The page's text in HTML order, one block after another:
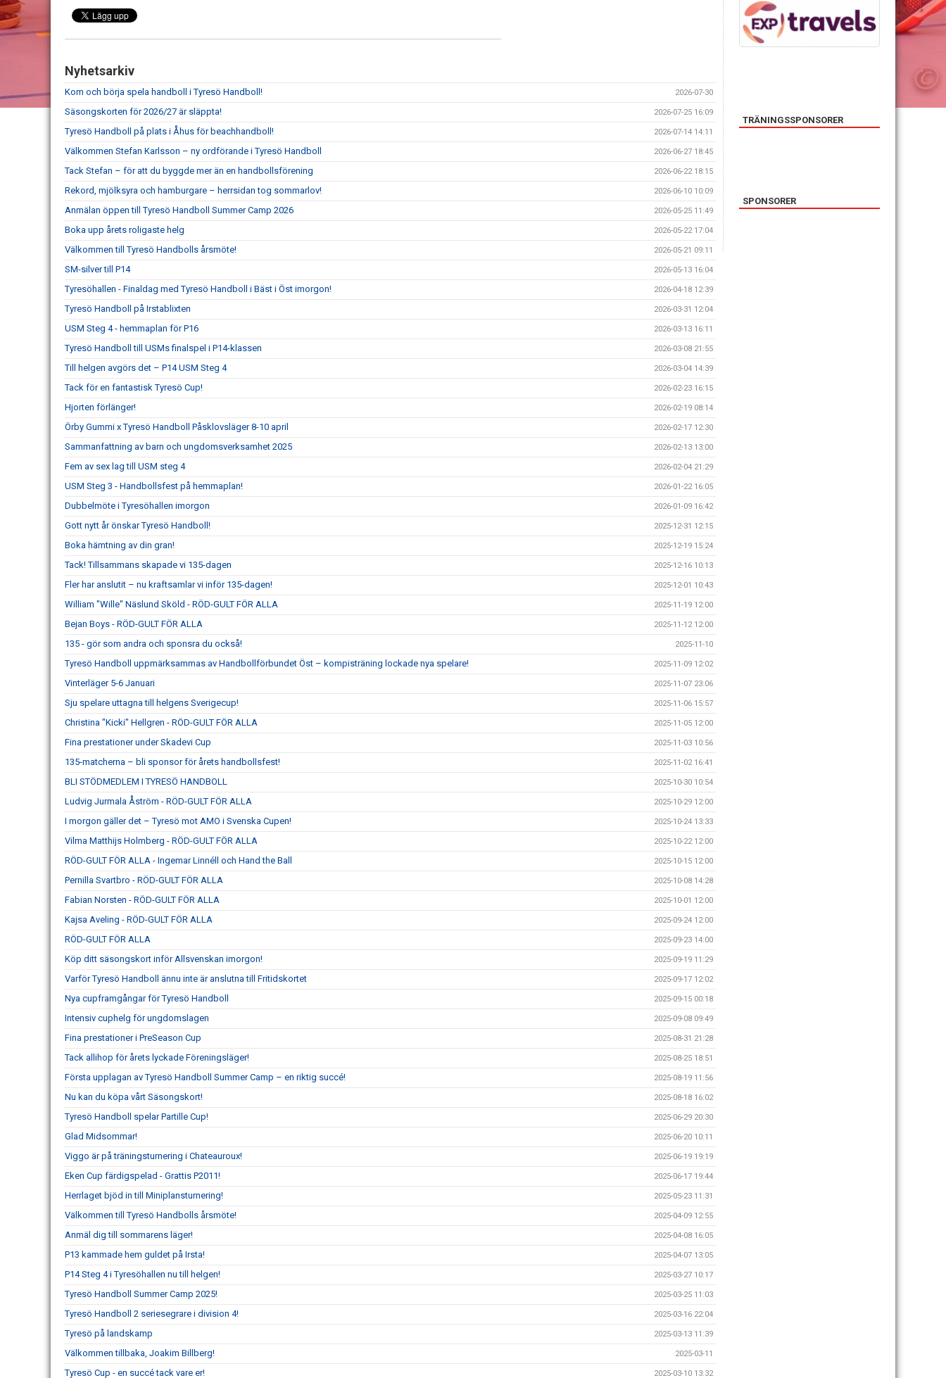
Nyhetsarkiv
Kom och börja spela handboll i Tyresö Handboll! 2026-07-30
Säsongskorten för 2026/27 är släppta! 2026-07-25 16:09
Tyresö Handboll på plats i Åhus för beachhandboll! 2026-07-14 14:11
Välkommen Stefan Karlsson – ny ordförande i Tyresö Handboll 2026-06-27 18:45
Tack Stefan – för att du byggde mer än en handbollsförening 2026-06-22 18:15
Rekord, mjölksyra och hamburgare – herrsidan tog sommarlov! 2026-06-10 10:09
Anmälan öppen till Tyresö Handboll Summer Camp 2026 2026-05-25 11:49
Boka upp årets roligaste helg 2026-05-22 17:04
Välkommen till Tyresö Handbolls årsmöte! 2026-05-21 09:11
SM-silver till P14 2026-05-13 16:04
Tyresöhallen - Finaldag med Tyresö Handboll i Bäst i Öst imorgon! 2026-04-18 12:39
Tyresö Handboll på Irstablixten 2026-03-31 12:04
USM Steg 4 - hemmaplan för P16 2026-03-13 16:11
Tyresö Handboll till USMs finalspel i P14-klassen 2026-03-08 21:55
Till helgen avgörs det – P14 USM Steg 4 2026-03-04 14:39
Tack för en fantastisk Tyresö Cup! 2026-02-23 16:15
Hjorten förlänger! 2026-02-19 08:14
Örby Gummi x Tyresö Handboll Påsklovsläger 8-10 april 2026-02-17 12:30
Sammanfattning av barn och ungdomsverksamhet 2025 2026-02-13 13:00
Fem av sex lag till USM steg 4 2026-02-04 21:29
USM Steg 3 - Handbollsfest på hemmaplan! 2026-01-22 16:05
Dubbelmöte i Tyresöhallen imorgon 2026-01-09 16:42
Gott nytt år önskar Tyresö Handboll! 2025-12-31 12:15
Boka hämtning av din gran! 2025-12-19 15:24
Tack! Tillsammans skapade vi 135-dagen 2025-12-16 10:13
Fler har anslutit – nu kraftsamlar vi inför 135-dagen! 2025-12-01 10:43
William "Wille" Näslund Sköld - RÖD-GULT FÖR ALLA 2025-11-19 12:00
Bejan Boys - RÖD-GULT FÖR ALLA 2025-11-12 12:00
135 - gör som andra och sponsra du också! 2025-11-10
Tyresö Handboll uppmärksammas av Handbollförbundet Öst – kompisträning lockade nya spelare! 2025-11-09 12:02
Vinterläger 5-6 Januari 2025-11-07 23:06
Sju spelare uttagna till helgens Sverigecup! 2025-11-06 15:57
Christina "Kicki" Hellgren - RÖD-GULT FÖR ALLA 2025-11-05 12:00
Fina prestationer under Skadevi Cup 2025-11-03 10:56
135-matcherna – bli sponsor för årets handbollsfest! 2025-11-02 16:41
BLI STÖDMEDLEM I TYRESÖ HANDBOLL 2025-10-30 10:54
Ludvig Jurmala Åström - RÖD-GULT FÖR ALLA 2025-10-29 12:00
I morgon gäller det – Tyresö mot AMO i Svenska Cupen! 2025-10-24 13:33
Vilma Matthijs Holmberg - RÖD-GULT FÖR ALLA 2025-10-22 12:00
RÖD-GULT FÖR ALLA - Ingemar Linnéll och Hand the Ball 2025-10-15 12:00
Pernilla Svartbro - RÖD-GULT FÖR ALLA 2025-10-08 14:28
Fabian Norsten - RÖD-GULT FÖR ALLA 2025-10-01 12:00
Kajsa Aveling - RÖD-GULT FÖR ALLA 2025-09-24 12:00
RÖD-GULT FÖR ALLA 2025-09-23 14:00
Köp ditt säsongskort inför Allsvenskan imorgon! 2025-09-19 11:29
Varför Tyresö Handboll ännu inte är anslutna till Fritidskortet 2025-09-17 12:02
Nya cupframgångar för Tyresö Handboll 2025-09-15 00:18
Intensiv cuphelg för ungdomslagen 2025-09-08 09:49
Fina prestationer i PreSeason Cup 2025-08-31 21:28
Tack allihop för årets lyckade Föreningsläger! 2025-08-25 18:51
Första upplagan av Tyresö Handboll Summer Camp – en riktig succé! 2025-08-19 11:56
Nu kan du köpa vårt Säsongskort! 2025-08-18 16:02
Tyresö Handboll spelar Partille Cup! 2025-06-29 20:30
Glad Midsommar! 2025-06-20 10:11
Viggo är på träningsturnering i Chateauroux! 2025-06-19 19:19
Eken Cup färdigspelad - Grattis P2011! 2025-06-17 19:44
Herrlaget bjöd in till Miniplansturnering! 2025-05-23 11:31
Välkommen till Tyresö Handbolls årsmöte! 2025-04-09 12:55
Anmäl dig till sommarens läger! 2025-04-08 16:05
P13 kammade hem guldet på Irsta! 2025-04-07 13:05
P14 Steg 4 i Tyresöhallen nu till helgen! 2025-03-27 10:17
Tyresö Handboll Summer Camp 2025! 2025-03-25 11:03
Tyresö Handboll 2 seriesegrare i division 4! 2025-03-16 22:04
Tyresö på landskamp 2025-03-13 11:39
Välkommen tillbaka, Joakim Billberg! 2025-03-11
Tyresö Cup - en succé tack vare er! 2025-03-10 13:32
TRÄNINGSSPONSORER
SPONSORER